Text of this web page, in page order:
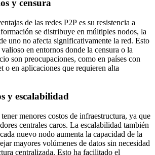
y censura
de las redes P2P es su resistencia a
se distribuye en múltiples nodos, la
uno no afecta significativamente la red. Esto
en entornos donde la censura o la
son preocupaciones, como en países con
o en aplicaciones que requieren alta
y escalabilidad
menores costos de infraestructura, ya que
centrales caros. La escalabilidad también
nuevo nodo aumenta la capacidad de la
mayores volúmenes de datos sin necesidad
centralizada. Esto ha facilitado el